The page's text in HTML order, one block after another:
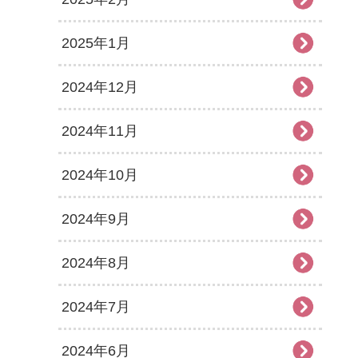
2025年1月
2024年12月
2024年11月
2024年10月
2024年9月
2024年8月
2024年7月
2024年6月